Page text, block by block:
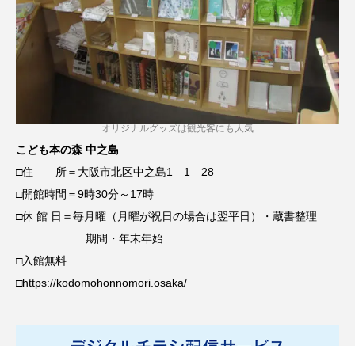
オリジナルグッズは観光客にも人気
こども本の森 中之島
□住 所＝大阪市北区中之島1―1―28
□開館時間＝9時30分～17時
□休 館 日＝毎月曜（月曜が祝日の場合は翌平日）・蔵書整理
期間・年末年始
□入館無料
□https://kodomohonnomori.osaka/